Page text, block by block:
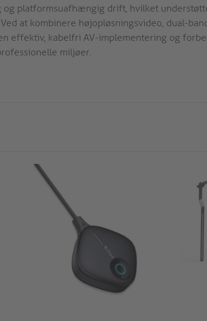
og platformsuafhængig drift, hvilket
at kombinere højopløsningsvideo, dual-
effektiv, kabelfri AV-implementering og
miljøer.